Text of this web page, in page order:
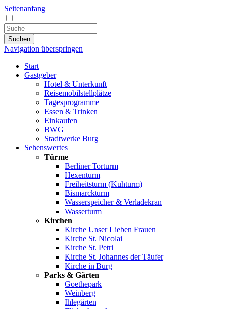
Seitenanfang
Suchen
Navigation überspringen
Start
Gastgeber
Hotel & Unterkunft
Reisemobilstellplätze
Tagesprogramme
Essen & Trinken
Einkaufen
BWG
Stadtwerke Burg
Sehenswertes
Türme
Berliner Torturm
Hexenturm
Freiheitsturm (Kuhturm)
Bismarckturm
Wasserspeicher & Verladekran
Wasserturm
Kirchen
Kirche Unser Lieben Frauen
Kirche St. Nicolai
Kirche St. Petri
Kirche St. Johannes der Täufer
Kirche in Burg
Parks & Gärten
Goethepark
Weinberg
Ihlegärten